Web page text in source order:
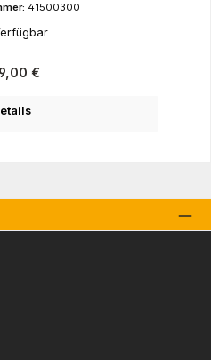
41500300
Preis:
€